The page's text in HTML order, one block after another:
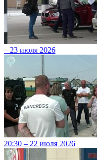
– 23 июля 2026
20:30 – 22 июля 2026